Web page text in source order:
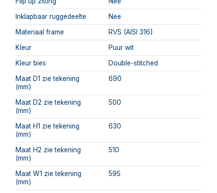
Inklapbaar ruggedeelte
Nee
Materiaal frame
RVS (AISI 316)
Kleur
Puur wit
Kleur bies
Double-stitched
Maat D1 zie tekening
(mm)
690
Maat D2 zie tekening
(mm)
500
Maat H1 zie tekening
(mm)
630
Maat H2 zie tekening
(mm)
510
Maat W1 zie tekening
(mm)
595